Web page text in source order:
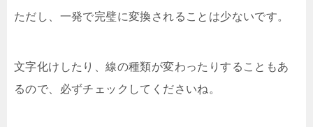
ただし、一発で完璧に変換されることは少ないです。
文字化けしたり、線の種類が変わったりすることもあ
るので、必ずチェックしてくださいね。